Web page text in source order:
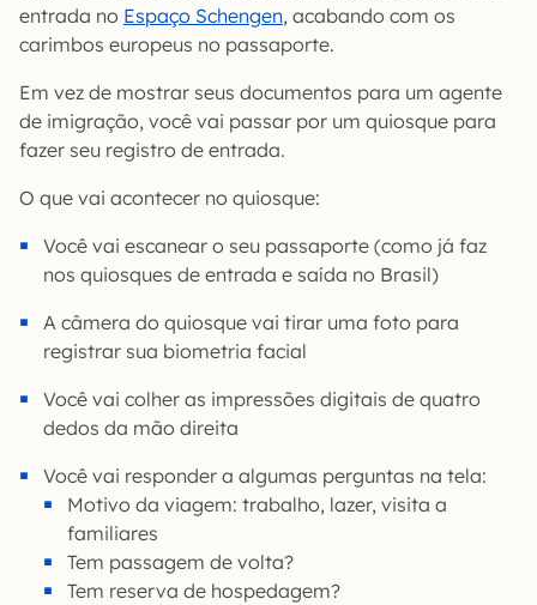
entrada no Espaço Schengen, acabando com os
carimbos europeus no passaporte.
Em vez de mostrar seus documentos para um agente
de imigração, você vai passar por um quiosque para
fazer seu registro de entrada.
O que vai acontecer no quiosque:
Você vai escanear o seu passaporte (como já faz
nos quiosques de entrada e saída no Brasil)
A câmera do quiosque vai tirar uma foto para
registrar sua biometria facial
Você vai colher as impressões digitais de quatro
dedos da mão direita
Você vai responder a algumas perguntas na tela:
Motivo da viagem: trabalho, lazer, visita a
familiares
Tem passagem de volta?
Tem reserva de hospedagem?